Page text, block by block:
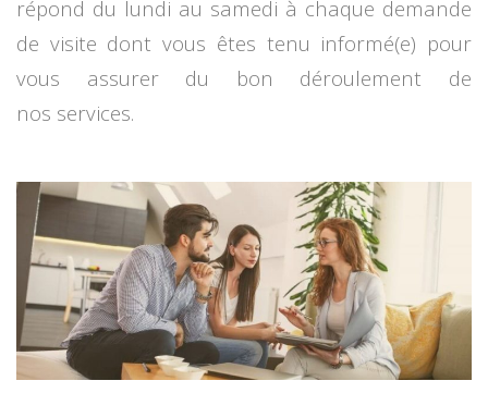
répond du lundi au samedi à chaque demande
de visite dont vous êtes tenu informé(e) pour
vous assurer du bon déroulement de
nos services.